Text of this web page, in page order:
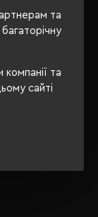
та
та
сайті
100,